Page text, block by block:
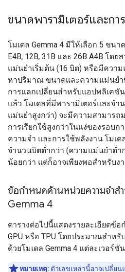
ขนาดพารามิเตอร์และก
โมเดล Gemma 4 มีให้เลือก 5 ขนา
E4B, 12B, 31B และ 26B A4B โด
แม่นยำเริ่มต้น (16 บิต) หรือมีควา
หาปริมาณ ขนาดและความแม่นย
การแลกเปลี่ยนสำหรับแอปพลิเคชั
แล้ว โมเดลที่มีพารามิเตอร์และจำ
แม่นยำสูงกว่า) จะมีความสามารถ
การเรียกใช้สูงกว่าในแง่ของรอบ
ความจำ และการใช้พลังงาน โมเ
จำนวนบิตต่ำกว่า (ความแม่นยำต่ำ
น้อยกว่า แต่ก็อาจเพียงพอสำหรับ
ข้อกำหนดด้านหน่วยความจำส
Gemma 4
ตารางต่อไปนี้แสดงรายละเอียดข้
GPU หรือ TPU โดยประมาณสำห
ด้วยโมเดล Gemma 4 แต่ละเวอร์ชัน
หมายเหตุ: ตัวเลขเหล่านี้อาจเปลี่ย